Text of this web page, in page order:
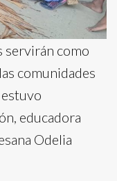
servirán como
comunidades
educadora
Odelia